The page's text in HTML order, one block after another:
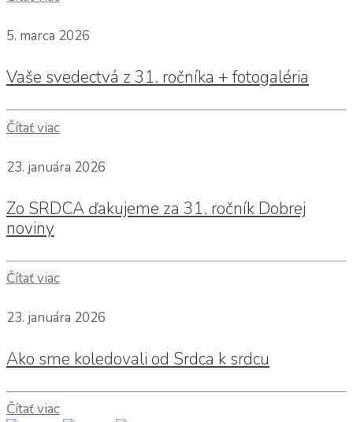
5. marca 2026
Vaše svedectvá z 31. ročníka + fotogaléria
Čítať viac
23. januára 2026
Zo SRDCA ďakujeme za 31. ročník Dobrej
noviny
Čítať viac
23. januára 2026
Ako sme koledovali od Srdca k srdcu
Čítať viac